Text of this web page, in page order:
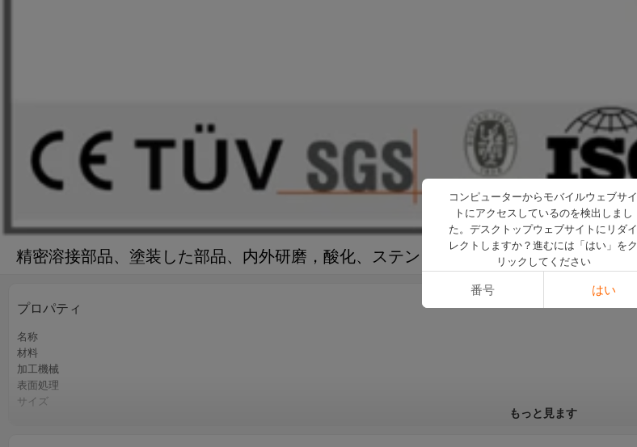
精密溶接部品、塗装した部品、内外研磨，酸化、ステンレス、アルミ、銅、溶接部品
プロパティ
名称
材料
加工機械
表面処理
サイズ
もっと見ます
コンピューターからモバイルウェブサイ
トにアクセスしているのを検出しまし
た。デスクトップウェブサイトにリダイ
レクトしますか？進むには「はい」をク
リックしてください
番号 はい